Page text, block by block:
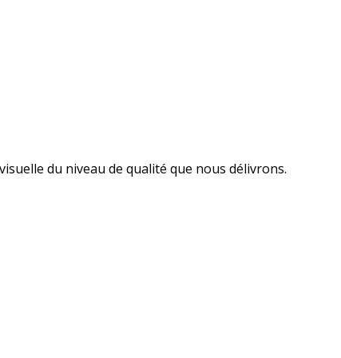
du niveau de qualité que nous délivrons.